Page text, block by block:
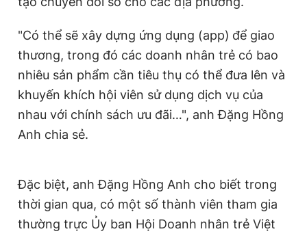
"Có thể sẽ xây dựng ứng dụng (app) để giao
thương, trong đó các doanh nhân trẻ có bao
nhiêu sản phẩm cần tiêu thụ có thể đưa lên và
khuyến khích hội viên sử dụng dịch vụ của
nhau với chính sách ưu đãi…", anh Đặng Hồng
Anh chia sẻ.
Đặc biệt, anh Đặng Hồng Anh cho biết trong
thời gian qua, có một số thành viên tham gia
thường trực Ủy ban Hội Doanh nhân trẻ Việt